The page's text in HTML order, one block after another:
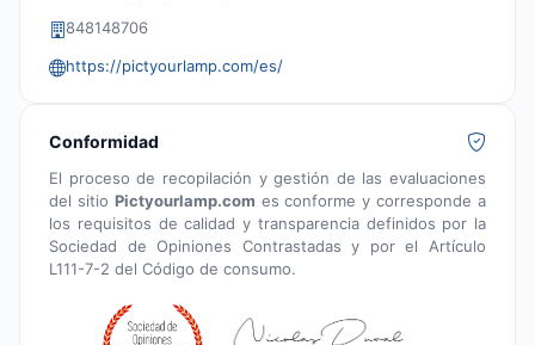
848148706
https://pictyourlamp.com/es/
Conformidad
El proceso de recopilación y gestión de las evaluaciones
del sitio Pictyourlamp.com es conforme y corresponde a
los requisitos de calidad y transparencia definidos por la
Sociedad de Opiniones Contrastadas y por el Artículo
L111-7-2 del Código de consumo.